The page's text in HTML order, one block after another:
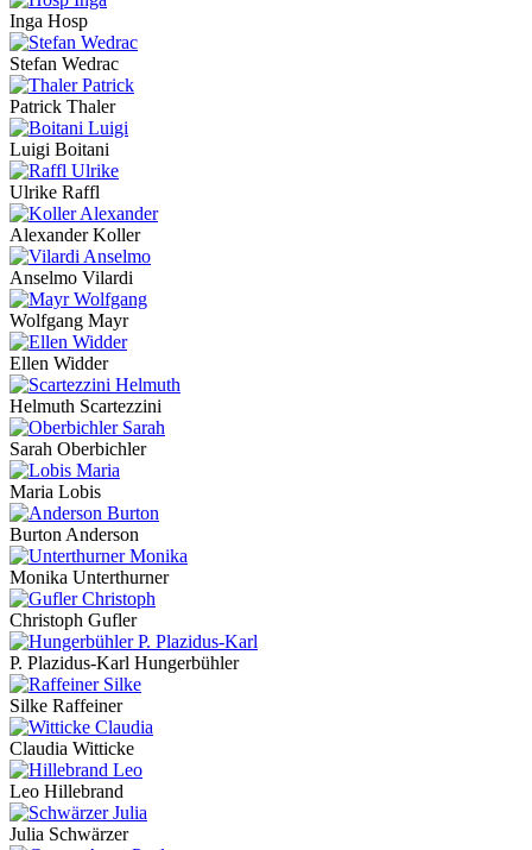
Inga Hosp
Stefan Wedrac
Patrick Thaler
Luigi Boitani
Ulrike Raffl
Alexander Koller
Anselmo Vilardi
Wolfgang Mayr
Ellen Widder
Helmuth Scartezzini
Sarah Oberbichler
Maria Lobis
Burton Anderson
Monika Unterthurner
Christoph Gufler
P. Plazidus-Karl Hungerbühler
Silke Raffeiner
Claudia Witticke
Leo Hillebrand
Julia Schwärzer